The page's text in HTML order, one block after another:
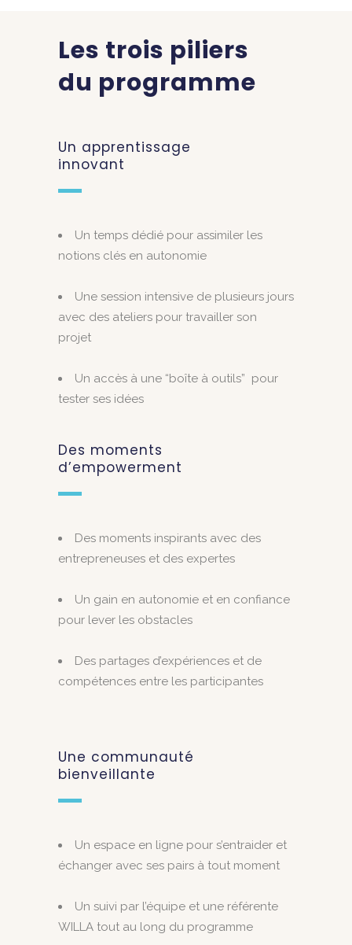
Les trois piliers
du programme
Un apprentissage
innovant
Un temps dédié pour assimiler les
notions clés en autonomie
Une session intensive de plusieurs jours
avec des ateliers pour travailler son
projet
Un accès à une “boîte à outils” pour
tester ses idées
Des moments
d’empowerment
Des moments inspirants avec des
entrepreneuses et des expertes
Un gain en autonomie et en confiance
pour lever les obstacles
Des partages d’expériences et de
compétences entre les participantes
Une communauté
bienveillante
Un espace en ligne pour s’entraider et
échanger avec ses pairs à tout moment
Un suivi par l’équipe et une référente
WILLA tout au long du programme